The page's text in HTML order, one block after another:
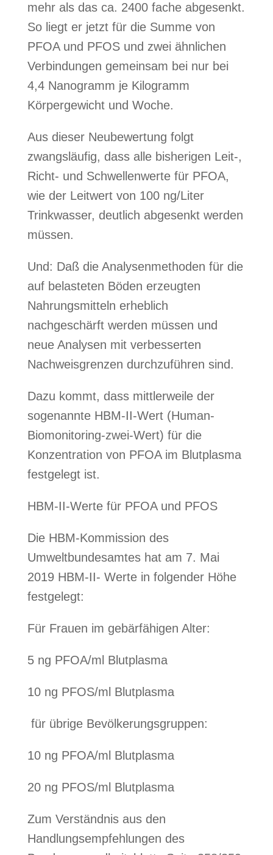
mehr als das ca. 2400 fache abgesenkt.
So liegt er jetzt für die Summe von
PFOA und PFOS und zwei ähnlichen
Verbindungen gemeinsam bei nur bei
4,4 Nanogramm je Kilogramm
Körpergewicht und Woche.
Aus dieser Neubewertung folgt
zwangsläufig, dass alle bisherigen Leit-,
Richt- und Schwellenwerte für PFOA,
wie der Leitwert von 100 ng/Liter
Trinkwasser, deutlich abgesenkt werden
müssen.
Und: Daß die Analysenmethoden für die
auf belasteten Böden erzeugten
Nahrungsmitteln erheblich
nachgeschärft werden müssen und
neue Analysen mit verbesserten
Nachweisgrenzen durchzuführen sind.
Dazu kommt, dass mittlerweile der
sogenannte HBM-II-Wert (Human-
Biomonitoring-zwei-Wert) für die
Konzentration von PFOA im Blutplasma
festgelegt ist.
HBM-II-Werte für PFOA und PFOS
Die HBM-Kommission des
Umweltbundesamtes hat am 7. Mai
2019 HBM-II- Werte in folgender Höhe
festgelegt:
Für Frauen im gebärfähigen Alter:
5 ng PFOA/ml Blutplasma
10 ng PFOS/ml Blutplasma
für übrige Bevölkerungsgruppen:
10 ng PFOA/ml Blutplasma
20 ng PFOS/ml Blutplasma
Zum Verständnis aus den
Handlungsempfehlungen des